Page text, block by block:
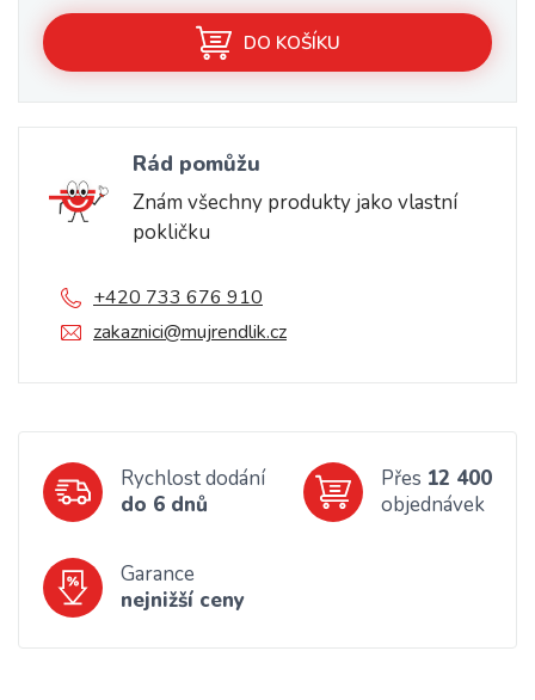
DO KOŠÍKU
Rád pomůžu
Znám všechny produkty jako vlastní
pokličku
+420 733 676 910
zakaznici@mujrendlik.cz
Rychlost dodání
do 6 dnů
Přes 12 400
objednávek
Garance
nejnižší ceny